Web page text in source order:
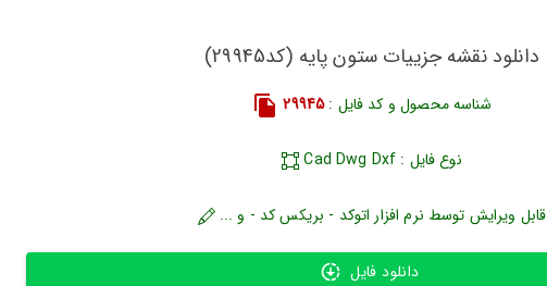
دانلود نقشه جزییات ستون پایه (کد29945)
شناسه محصول و کد فایل :29945
نوع فایل : Cad Dwg Dxf
قابل ویرایش توسط نرم افزار اتوکد - بریکس کد - و ...
دانلود فایل